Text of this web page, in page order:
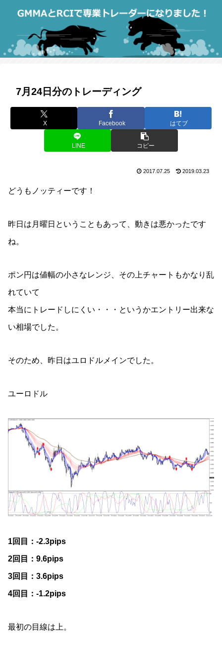
7月24日分のトレーディング
X Facebook はてブ
LINE コピー
2017.07.25 2019.03.23
どうもノッティーです！
昨日は月曜日ということもあって、動きは悪かったです
ね。
ポン円は値幅の小さなレンジ、その上チャートもかなり乱
れていて
本当にトレードしにくい・・・というかエントリー出来な
い相場でした。
そのため、昨日はユロドルメインでした。
ユーロドル
1回目：-2.3pips
2回目：9.6pips
3回目：3.6pips
4回目：-1.2pips
最初の目線は上。